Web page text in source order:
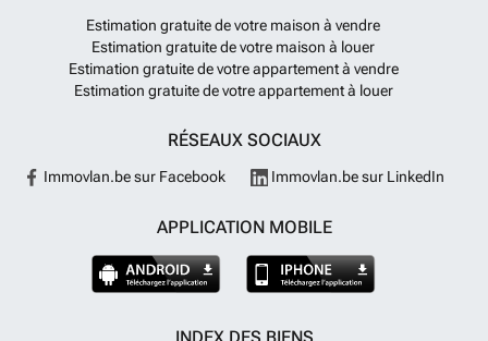
Estimation gratuite de votre maison à vendre
Estimation gratuite de votre maison à louer
Estimation gratuite de votre appartement à vendre
Estimation gratuite de votre appartement à louer
RÉSEAUX SOCIAUX
Immovlan.be sur Facebook Immovlan.be sur LinkedIn
APPLICATION MOBILE